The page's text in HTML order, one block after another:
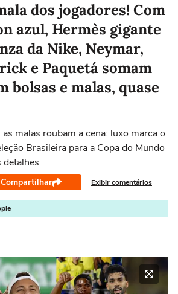
dos jogadores! Com
azul, Hermès gigante
da Nike, Neymar,
e Paquetá somam
bolsas e malas, quase
malas roubam a cena: luxo marca o
Brasileira para a Copa do Mundo
Compartilhar Exibir comentários